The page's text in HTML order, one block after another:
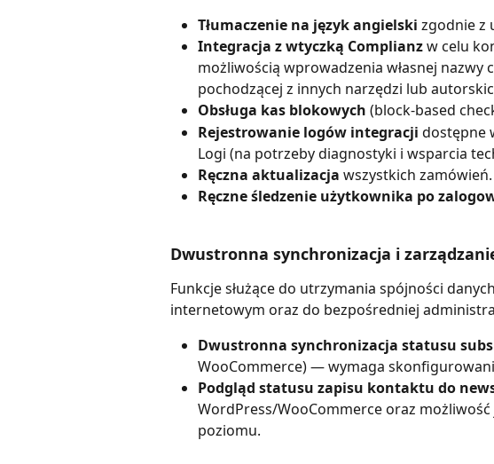
Tłumaczenie na język angielski zgodnie z
Integracja z wtyczką Complianz w celu
możliwością wprowadzenia własnej nazwy
pochodzącej z innych narzędzi lub
Obsługa kas blokowych (block-based
Rejestrowanie logów integracji dostępne
Logi (na potrzeby diagnostyki i wsparcia
Ręczna aktualizacja wszystkich zamówień.
Ręczne śledzenie użytkownika po
Dwustronna synchronizacja i
Funkcje służące do utrzymania spójności
internetowym oraz do bezpośredniej
Dwustronna synchronizacja statusu
WooCommerce) — wymaga
Podgląd statusu zapisu kontaktu do
WordPress/WooCommerce oraz
poziomu.